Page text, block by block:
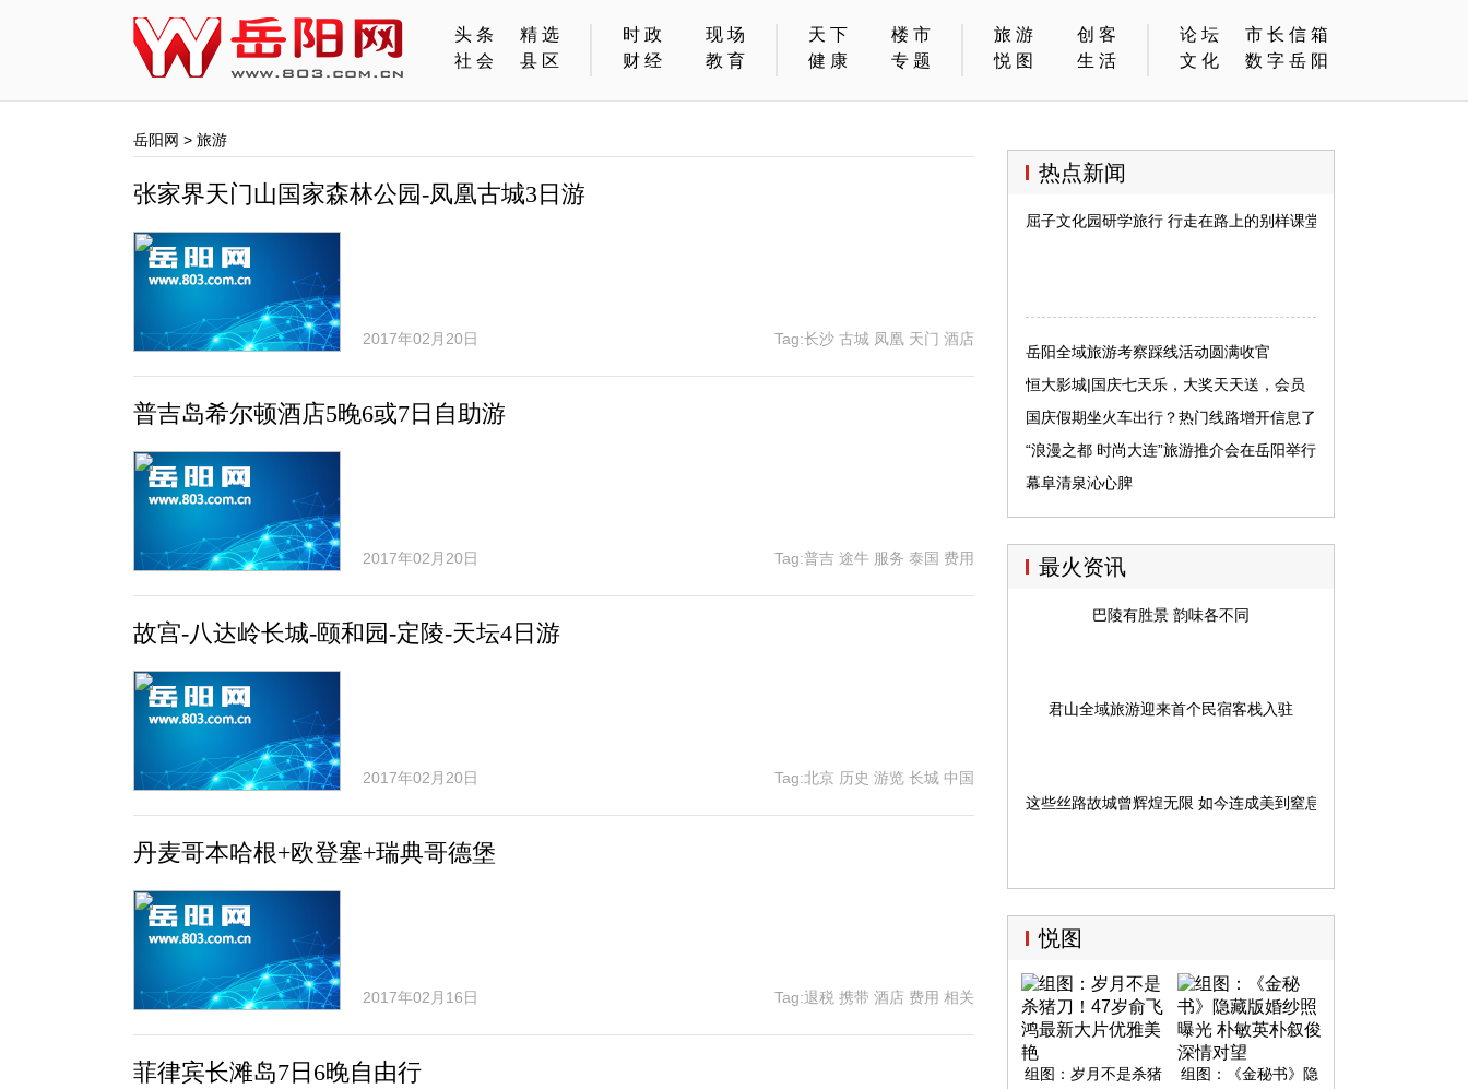
头条
精选
社会
县区
时政
现场
财经
教育
天下
楼市
健康
专题
旅游
创客
悦图
生活
论坛
市长信箱
文化
数字岳阳
岳阳网 > 旅游
张家界天门山国家森林公园-凤凰古城3日游
2017年02月20日 Tag:长沙 古城 凤凰 天门 酒店
普吉岛希尔顿酒店5晚6或7日自助游
2017年02月20日 Tag:普吉 途牛 服务 泰国 费用
故宫-八达岭长城-颐和园-定陵-天坛4日游
2017年02月20日 Tag:北京 历史 游览 长城 中国
丹麦哥本哈根+欧登塞+瑞典哥德堡
2017年02月16日 Tag:退税 携带 酒店 费用 相关
菲律宾长滩岛7日6晚自由行
热点新闻
屈子文化园研学旅行 行走在路上的别样课堂
岳阳全域旅游考察踩线活动圆满收官
恒大影城|国庆七天乐，大奖天天送，会员
观影20元起，周二享半价！
国庆假期坐火车出行？热门线路增开信息了
解一下 →
“浪漫之都 时尚大连”旅游推介会在岳阳举行
幕阜清泉沁心脾
最火资讯
巴陵有胜景 韵味各不同
君山全域旅游迎来首个民宿客栈入驻
这些丝路故城曾辉煌无限 如今连成美到窒息的黄金旅游线
悦图
组图：岁月不是杀猪
组图：《金秘书》隐